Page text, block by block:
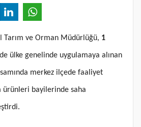
Tarım ve Orman Müdürlüğü, 1
ülke genelinde uygulamaya alınan
merkez ilçede faaliyet
ürünleri bayilerinde saha